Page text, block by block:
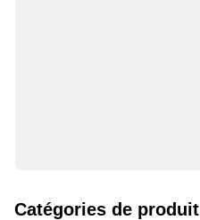
Catégories de produit